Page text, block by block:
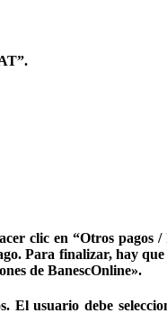
clic en “Otros pagos
Para finalizar, hay
de BanescOnline».
El usuario debe